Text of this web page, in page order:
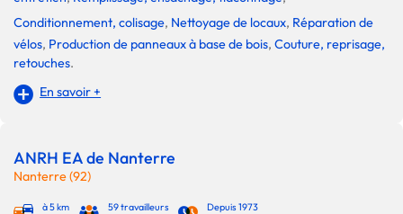
Conditionnement, colisage, Nettoyage de locaux, Réparation de
vélos, Production de panneaux à base de bois, Couture, reprisage,
retouches.
En savoir +
ANRH EA de Nanterre
Nanterre (92)
à 5 km 59 travailleurs Depuis 1973